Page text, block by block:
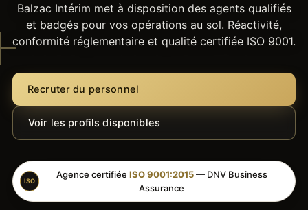
Balzac Intérim met à disposition des agents qualifiés
et badgés pour vos opérations au sol. Réactivité,
conformité réglementaire et qualité certifiée ISO 9001.
Recruter du personnel
Voir les profils disponibles
ISO
Agence certifiée ISO 9001:2015— DNV Business
Assurance